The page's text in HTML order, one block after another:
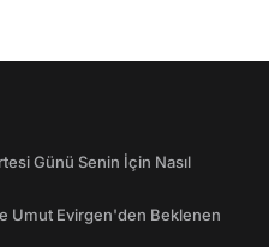
Günü Senin İçin Nasıl
Umut Evirgen'den Beklenen